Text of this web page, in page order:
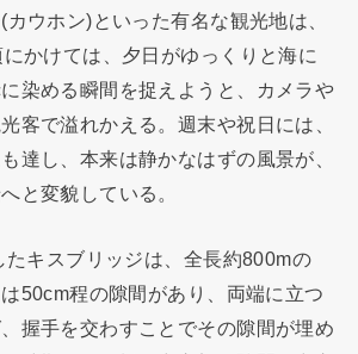
ウホン)といった有名な観光地は、
かけては、夕日がゆっくりと海に
染める瞬間を捉えようと、カメラや
客で溢れかえる。週末や祝日には、
達し、本来は静かなはずの風景が、
と変貌している。
たキスブリッジは、全長約800mの
50cm程の隙間があり、両端に立つ
握手を交わすことでその隙間が埋め